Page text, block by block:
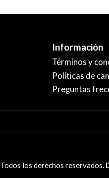
Información
Términos y
Políticas de
Preguntas
Todos los derechos reservados.